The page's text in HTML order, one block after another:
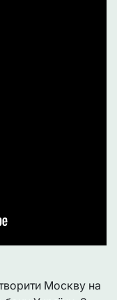
Москву на